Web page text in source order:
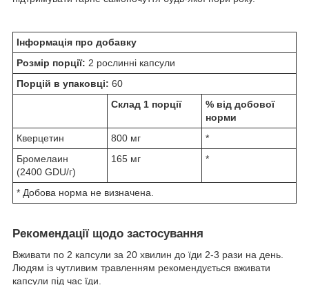
Інформація про добавку
Розмір порції: 2 рослинні капсули
Порцій в упаковці: 60
Склад 1 порції
% від добової
норми
Кверцетин
800 мг
*
Бромелаин
(2400 GDU/г)
165 мг *
* Добова норма не визначена.
Рекомендації щодо застосування
Вживати по 2 капсули за 20 хвилин до їди 2-3 рази на день.
Людям із чутливим травленням рекомендується вживати
капсули під час їди.